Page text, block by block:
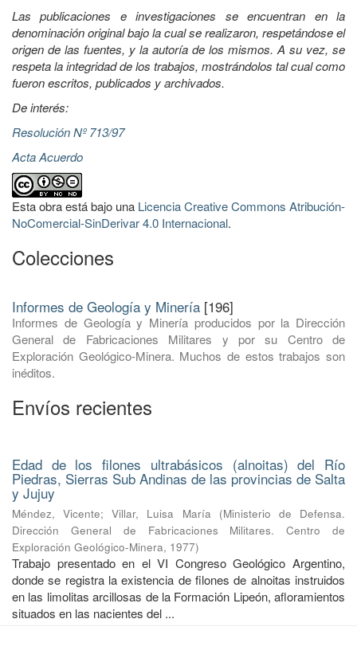
Las publicaciones e investigaciones se encuentran en la
denominación original bajo la cual se realizaron, respetándose el
origen de las fuentes, y la autoría de los mismos. A su vez, se
respeta la integridad de los trabajos, mostrándolos tal cual como
fueron escritos, publicados y archivados.
De interés:
Resolución Nº 713/97
Acta Acuerdo
Esta obra está bajo una Licencia Creative Commons Atribución-
NoComercial-SinDerivar 4.0 Internacional.
Colecciones
Informes de Geología y Minería [196]
Informes de Geología y Minería producidos por la Dirección
General de Fabricaciones Militares y por su Centro de
Exploración Geológico-Minera. Muchos de estos trabajos son
inéditos.
Envíos recientes
Edad de los filones ultrabásicos (alnoitas) del Río
Piedras, Sierras Sub Andinas de las provincias de Salta
y Jujuy
Méndez, Vicente;Villar, Luisa María (Ministerio de Defensa.
Dirección General de Fabricaciones Militares. Centro de
Exploración Geológico-Minera, 1977)
Trabajo presentado en el VI Congreso Geológico Argentino,
donde se registra la existencia de filones de alnoitas instruidos
en las limolitas arcillosas de la Formación Lipeón, afloramientos
situados en las nacientes del ...